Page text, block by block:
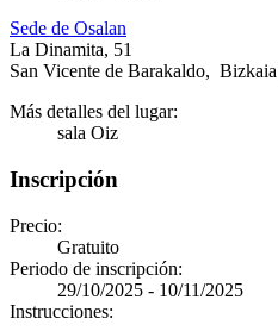
Sede de Osalan
La Dinamita, 51
San Vicente de Barakaldo, Bizkaia
Más detalles del lugar:
sala Oiz
Inscripción
Precio:
Gratuito
Periodo de inscripción:
29/10/2025 - 10/11/2025
Instrucciones: